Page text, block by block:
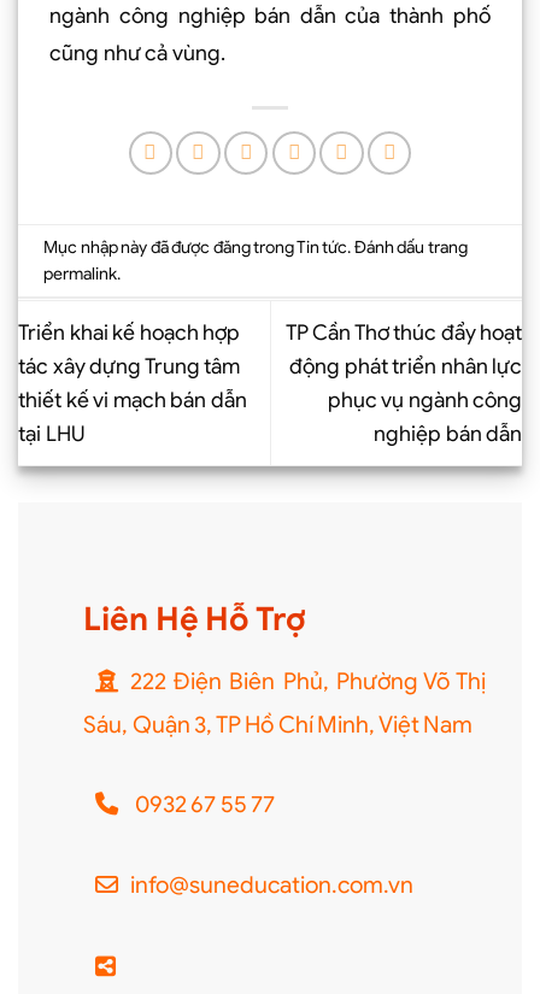
ngành công nghiệp bán dẫn của thành phố
cũng như cả vùng.
Mục nhập này đã được đăng trongTin tức. Đánh dấu trang
permalink.
Triển khai kế hoạch hợp
tác xây dựng Trung tâm
thiết kế vi mạch bán dẫn
tại LHU
TP Cần Thơ thúc đẩy hoạt
động phát triển nhân lực
phục vụ ngành công
nghiệp bán dẫn
Liên Hệ Hỗ Trợ
222 Điện Biên Phủ, Phường Võ Thị
Sáu, Quận 3, TP Hồ Chí Minh, Việt Nam
0932 67 55 77
info@suneducation.com.vn